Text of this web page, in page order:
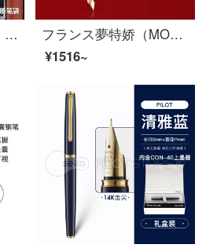
パーカー（PARKER）世紀万年筆インキペンパーカービジネス署名ペンフランス輸入臻品インキペンハイエンドギフトペン
フランス夢特娇（MONTAGUT）万年筆女性用口紅ギフトボックスセット女性用高級精緻ギフトギフトギフトギフト無料文字入り口紅シリーズ多色オプション
¥1516~